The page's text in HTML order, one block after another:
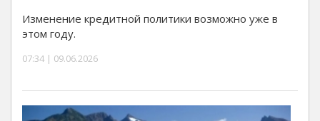
Изменение кредитной политики возможно уже в
этом году.
07:34 | 09.06.2026